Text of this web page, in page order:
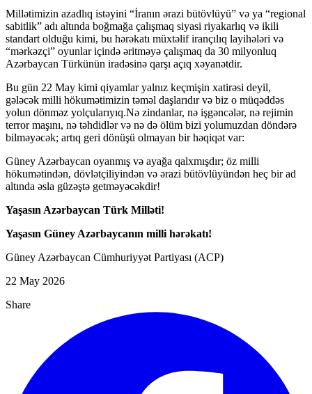
Millətimizin azadlıq istəyini “İranın ərazi bütövlüyü” və ya “regional
sabitlik” adı altında boğmağa çalışmaq siyasi riyakarlıq və ikili
standart olduğu kimi, bu hərəkatı müxtəlif irançılıq layihələri və
“mərkəzçi” oyunlar içində əritməyə çalışmaq da 30 milyonluq
Azərbaycan Türkünün iradəsinə qarşı açıq xəyanətdir.
Bu gün 22 May kimi qiyamlar yalnız keçmişin xatirəsi deyil,
gələcək milli hökumətimizin təməl daşlarıdır və biz o müqəddəs
yolun dönməz yolçularıyıq.Nə zindanlar, nə işgəncələr, nə rejimin
terror maşını, nə təhdidlər və nə də ölüm bizi yolumuzdan döndərə
bilməyəcək; artıq geri dönüşü olmayan bir həqiqət var:
Güney Azərbaycan oyanmış və ayağa qalxmışdır; öz milli
hökumətindən, dövlətçiliyindən və ərazi bütövlüyündən heç bir ad
altında əsla güzəştə getməyəcəkdir!
Yaşasın Azərbaycan Türk Milləti!
Yaşasın Güney Azərbaycanın milli hərəkatı!
Güney Azərbaycan Cümhuriyyət Partiyası (ACP)
22 May 2026
Share